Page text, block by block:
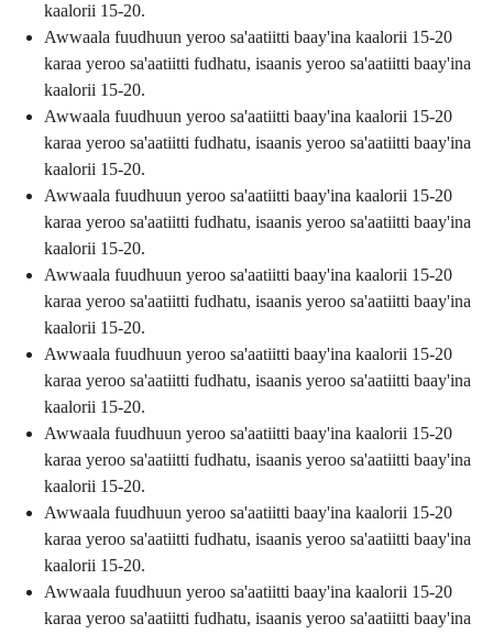
kaalorii 15-20.
Awwaala fuudhuun yeroo sa'aatiitti baay'ina kaalorii 15-20
karaa yeroo sa'aatiitti fudhatu, isaanis yeroo sa'aatiitti baay'ina
kaalorii 15-20.
Awwaala fuudhuun yeroo sa'aatiitti baay'ina kaalorii 15-20
karaa yeroo sa'aatiitti fudhatu, isaanis yeroo sa'aatiitti baay'ina
kaalorii 15-20.
Awwaala fuudhuun yeroo sa'aatiitti baay'ina kaalorii 15-20
karaa yeroo sa'aatiitti fudhatu, isaanis yeroo sa'aatiitti baay'ina
kaalorii 15-20.
Awwaala fuudhuun yeroo sa'aatiitti baay'ina kaalorii 15-20
karaa yeroo sa'aatiitti fudhatu, isaanis yeroo sa'aatiitti baay'ina
kaalorii 15-20.
Awwaala fuudhuun yeroo sa'aatiitti baay'ina kaalorii 15-20
karaa yeroo sa'aatiitti fudhatu, isaanis yeroo sa'aatiitti baay'ina
kaalorii 15-20.
Awwaala fuudhuun yeroo sa'aatiitti baay'ina kaalorii 15-20
karaa yeroo sa'aatiitti fudhatu, isaanis yeroo sa'aatiitti baay'ina
kaalorii 15-20.
Awwaala fuudhuun yeroo sa'aatiitti baay'ina kaalorii 15-20
karaa yeroo sa'aatiitti fudhatu, isaanis yeroo sa'aatiitti baay'ina
kaalorii 15-20.
Awwaala fuudhuun yeroo sa'aatiitti baay'ina kaalorii 15-20
karaa yeroo sa'aatiitti fudhatu, isaanis yeroo sa'aatiitti baay'ina